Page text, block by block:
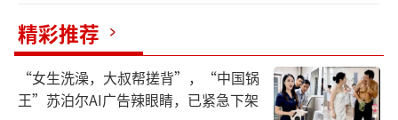
的bio-tech企业。据媒体报道，在申请破产清
算前，公司联合创始人、CEO张海洲已转任美
迪西临床前研究事业部总裁。
精彩推荐
“女生洗澡，大叔帮搓背”，“中国锅
王”苏泊尔AI广告辣眼睛，已紧急下架